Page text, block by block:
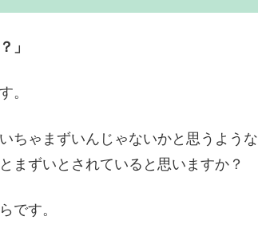
」
。
ちゃまずいんじゃないかと思うような
まずいとされていると思いますか？
です。